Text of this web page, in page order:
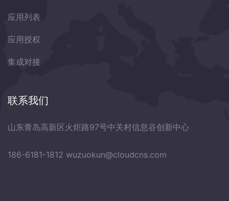
应用列表
应用授权
集成对接
联系我们
山东青岛高新区火炬路97号中关村信息谷创新中心
186-6181-1812 wuzuokun@cloudcns.com